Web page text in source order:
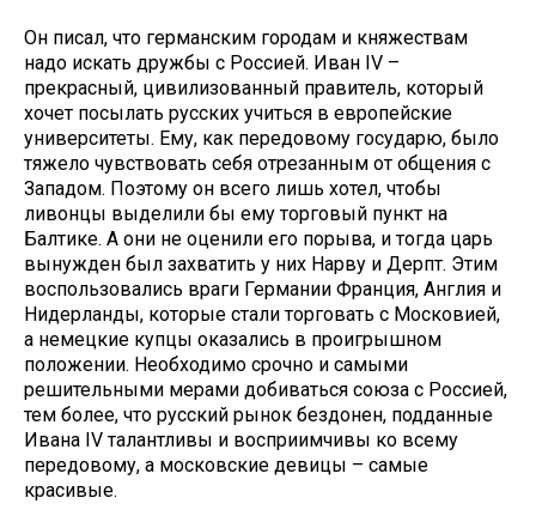
Он писал, что германским городам и княжествам
надо искать дружбы с Россией. Иван IV –
прекрасный, цивилизованный правитель, который
хочет посылать русских учиться в европейские
университеты. Ему, как передовому государю, было
тяжело чувствовать себя отрезанным от общения с
Западом. Поэтому он всего лишь хотел, чтобы
ливонцы выделили бы ему торговый пункт на
Балтике. А они не оценили его порыва, и тогда царь
вынужден был захватить у них Нарву и Дерпт. Этим
воспользовались враги Германии Франция, Англия и
Нидерланды, которые стали торговать с Московией,
а немецкие купцы оказались в проигрышном
положении. Необходимо срочно и самыми
решительными мерами добиваться союза с Россией,
тем более, что русский рынок бездонен, подданные
Ивана IV талантливы и восприимчивы ко всему
передовому, а московские девицы – самые
красивые.